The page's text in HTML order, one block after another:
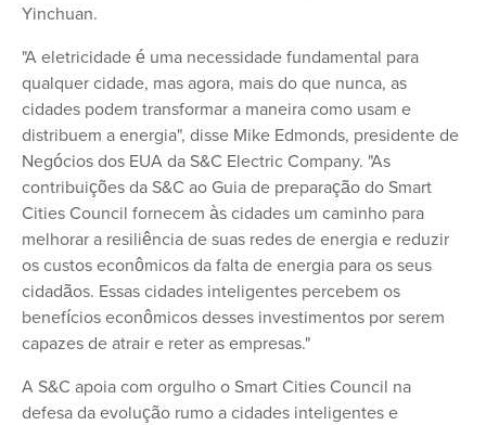
Yinchuan.
"A eletricidade é uma necessidade fundamental para
qualquer cidade, mas agora, mais do que nunca, as
cidades podem transformar a maneira como usam e
distribuem a energia", disse Mike Edmonds, presidente de
Negócios dos EUA da S&C Electric Company. "As
contribuições da S&C ao Guia de preparação do Smart
Cities Council fornecem às cidades um caminho para
melhorar a resiliência de suas redes de energia e reduzir
os custos econômicos da falta de energia para os seus
cidadãos. Essas cidades inteligentes percebem os
benefícios econômicos desses investimentos por serem
capazes de atrair e reter as empresas."
A S&C apoia com orgulho o Smart Cities Council na
defesa da evolução rumo a cidades inteligentes e